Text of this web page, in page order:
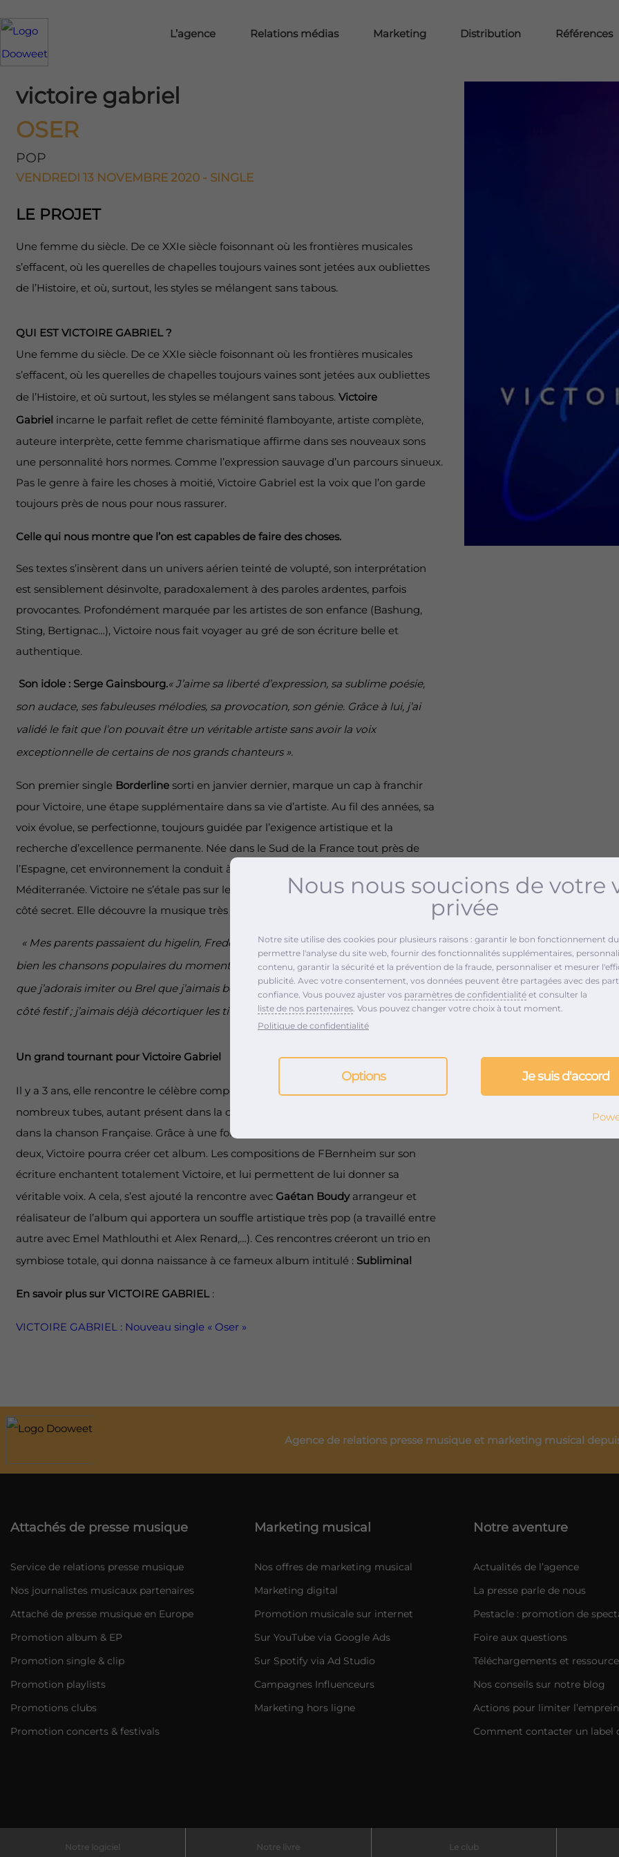
L’agence Relations médias Marketing Distribution Références
victoire gabriel
OSER
POP
VENDREDI 13 NOVEMBRE 2020 - SINGLE
LE PROJET
Une femme du siècle. De ce XXIe siècle foisonnant où les frontières musicales
s’effacent, où les querelles de chapelles toujours vaines sont jetées aux oubliettes
de l’Histoire, et où, surtout, les styles se mélangent sans tabous.
QUI EST VICTOIRE GABRIEL ?
Une femme du siècle. De ce XXIe siècle foisonnant où les frontières musicales
s’effacent, où les querelles de chapelles toujours vaines sont jetées aux oubliettes
de l’Histoire, et où surtout, les styles se mélangent sans tabous. Victoire
Gabriel incarne le parfait reflet de cette féminité flamboyante, artiste complète,
auteure interprète, cette femme charismatique affirme dans ses nouveaux sons
une personnalité hors normes. Comme l’expression sauvage d’un parcours sinueux.
Pas le genre à faire les choses à moitié, Victoire Gabriel est la voix que l’on garde
toujours près de nous pour nous rassurer.
Celle qui nous montre que l’on est capables de faire des choses.
Ses textes s’insèrent dans un univers aérien teinté de volupté, son interprétation
est sensiblement désinvolte, paradoxalement à des paroles ardentes, parfois
provocantes. Profondément marquée par les artistes de son enfance (Bashung,
Sting, Bertignac…), Victoire nous fait voyager au gré de son écriture belle et
authentique.
Son idole : Serge Gainsbourg.« J’aime sa liberté d’expression, sa sublime poésie,
son audace, ses fabuleuses mélodies, sa provocation, son génie. Grâce à lui, j’ai
validé le fait que l’on pouvait être un véritable artiste sans avoir la voix
exceptionnelle de certains de nos grands chanteurs ».
Son premier single Borderlinesorti en janvier dernier, marque un cap à franchir
pour Victoire, une étape supplémentaire dans sa vie d’artiste. Au fil des années, sa
voix évolue, se perfectionne, toujours guidée par l’exigence artistique et la
recherche d’excellence permanente. Née dans le Sud de la France tout près de
l’Espagne, cet environnement la conduit à passer son enfance en bord de la
Méditerranée. Victoire ne s’étale pas sur les détails de sa vie, c’est sa pudeur, son
côté secret. Elle découvre la musique très jeune.
« Mes parents passaient du higelin, Freddy, mercury, Gainsbourg, Kate bush ou
bien les chansons populaires du moment, les icônes évidemment, comme Piaf
que j’adorais imiter ou Brel que j’aimais beaucoup pour sa dramaturgie et son
côté festif ; j’aimais déjà décortiquer les titres… »
Un grand tournant pour Victoire Gabriel
Il y a 3 ans, elle rencontre le célèbre compositeur François Bernheim
nombreux tubes, autant présent dans la composition cinématographique que
dans la chanson Française. Grâce à une formidable osmose artistique entre eux
deux, Victoire pourra créer cet album. Les compositions de FBernheim sur son
écriture enchantent totalement Victoire, et lui permettent de lui donner sa
véritable voix. A cela, s’est ajouté la rencontre avecGaétan Boudyarrangeur et
réalisateur de l’album qui apportera un souffle artistique très pop (a travaillé entre
autre avec Emel Mathlouthi et Alex Renard,…). Ces rencontres créeront un trio en
symbiose totale, qui donna naissance à ce fameux album intitulé :Subliminal
En savoir plus sur VICTOIRE GABRIEL :
VICTOIRE GABRIEL : Nouveau single « Oser »
Agence de relations presse musique et marketing musical
Attachés de presse musique
Service de relations presse musique
Nos journalistes musicaux partenaires
Attaché de presse musique en Europe
Promotion album & EP
Promotion single & clip
Promotion playlists
Promotions clubs
Promotion concerts & festivals
Marketing musical
Nos offres de marketing musical
Marketing digital
Promotion musicale sur internet
Sur YouTube via Google Ads
Sur Spotify via Ad Studio
Campagnes Influenceurs
Marketing hors ligne
Notre aventure
Actualités de l’agence
La presse parle de nous
Pestacle : promotion de
Foire aux questions
Téléchargements et
Nos conseils sur notre blog
Actions pour limiter
Comment contacter un label
Notre logiciel Notre livre Le club
Nous nous soucions de votre
privée
Notre site utilise des cookies pour plusieurs raisons : garantir le bon fonctionnement
permettre l'analyse du site web, fournir des fonctionnalités supplémentaires,
contenu, garantir la sécurité et la prévention de la fraude, personnaliser et mesurer
publicité. Avec votre consentement, vos données peuvent être partagées avec des
confiance. Vous pouvez ajuster vos paramètres de confidentialité et consulter la
liste de nos partenaires. Vous pouvez changer votre choix à tout moment.
Politique de confidentialité
Options Je suis d'accord